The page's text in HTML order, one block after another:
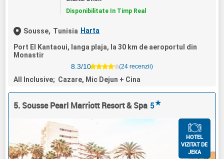
Disponibilitate In Timp Real
Sousse, Tunisia Harta
Port El Kantaoui, langa plaja, la 30 km de aeroportul din
Monastir
8.3/10
(24 recenzii)
All Inclusive; Cazare, Mic Dejun + Cina
5. Sousse Pearl Marriott Resort & Spa 5★
HOTEL
VIZITAT DE
JEKA